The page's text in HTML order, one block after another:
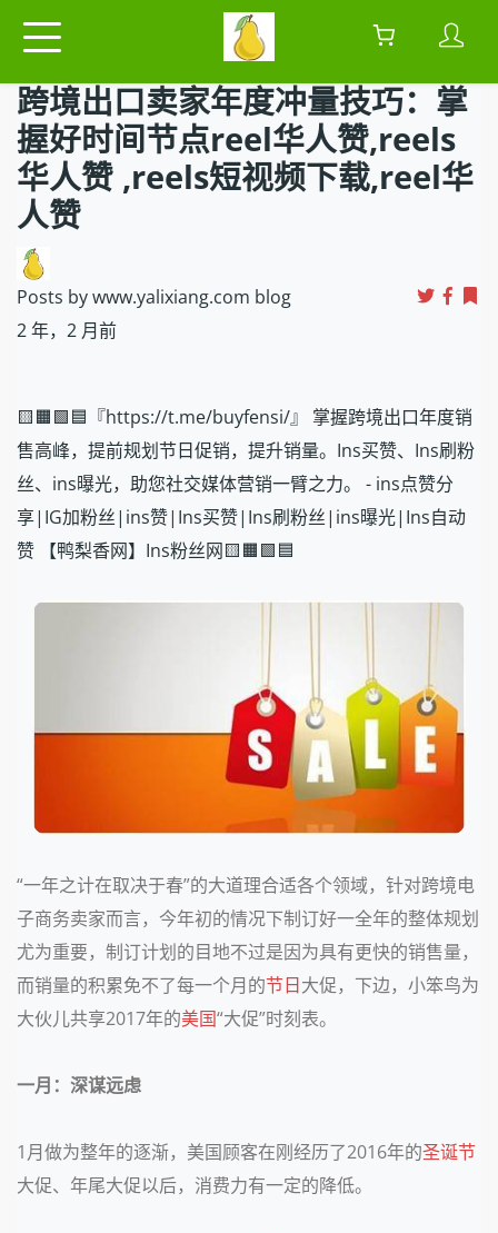
跨境出口卖家年度冲量技巧：掌
握好时间节点reel华人赞,reels
华人赞 ,reels短视频下载,reel华
人赞
Posts by www.yalixiang.com blog
2 年，2 月前
🟨🟧🟩🟦『https://t.me/buyfensi/』 掌握跨境出口年度销
售高峰，提前规划节日促销，提升销量。Ins买赞、Ins刷粉
丝、ins曝光，助您社交媒体营销一臂之力。 - ins点赞分
享|IG加粉丝|ins赞|Ins买赞|Ins刷粉丝|ins曝光|Ins自动
赞 【鸭梨香网】Ins粉丝网🟨🟧🟩🟦
“一年之计在取决于春”的大道理合适各个领域，针对跨境电
子商务卖家而言，今年初的情况下制订好一全年的整体规划
尤为重要，制订计划的目地不过是因为具有更快的销售量，
而销量的积累免不了每一个月的节日大促，下边，小笨鸟为
大伙儿共享2017年的美国“大促”时刻表。
一月：深谋远虑
1月做为整年的逐渐，美国顾客在刚经历了2016年的圣诞节
大促、年尾大促以后，消费力有一定的降低。